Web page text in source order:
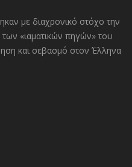
με διαχρονικό στόχο την
«ιαματικών πηγών» του
και σεβασμό στον Έλληνα